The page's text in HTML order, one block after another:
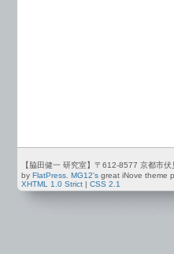
【脇田健一 研究室】〒612-8577 京都市
by FlatPress. MG12's great iNove theme
XHTML 1.0 Strict
CSS 2.1